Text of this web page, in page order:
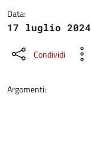
Data:
17 luglio 2024
Condividi
Argomenti: